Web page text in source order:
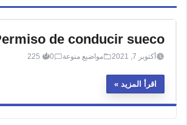
de conducir sueco
أكتوبر 7, 2021 مواضيع منوعة 0
225
اقرأ المزيد